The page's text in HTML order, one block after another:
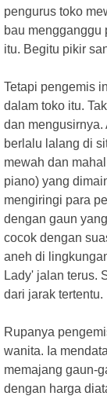
pengurus toko
bau mengganggu
itu. Begitu pikir
Tetapi pengemis
dalam toko itu.
dan
berlalu lalang di
mewah dan
piano) yang
mengiringi para
dengan gaun
cocok dengan
aneh di
Lady' jalan terus.
dari jarak tertentu.
Rupanya
wanita. Ia
memajang gaun-
dengan harga